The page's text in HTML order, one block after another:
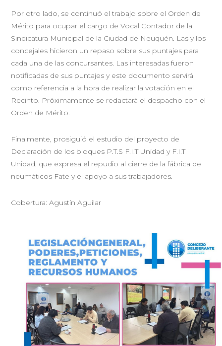
Por otro lado, se continuó el trabajo sobre el Orden de
Mérito para ocupar el cargo de Vocal Contador de la
Sindicatura Municipal de la Ciudad de Neuquén. Las y los
concejales hicieron un repaso sobre sus puntajes para
cada una de las concursantes. Las interesadas fueron
notificadas de sus puntajes y este documento servirá
como referencia a la hora de realizar la votación en el
Recinto. Próximamente se redactará el despacho con el
Orden de Mérito.
Finalmente, prosiguió el estudio del proyecto de
Declaración de los bloques P.T.S F.I.T Unidad y F.I.T
Unidad, que expresa el repudio al cierre de la fábrica de
neumáticos Fate y el apoyo a sus trabajadores.
Cobertura: Agustín Aguilar